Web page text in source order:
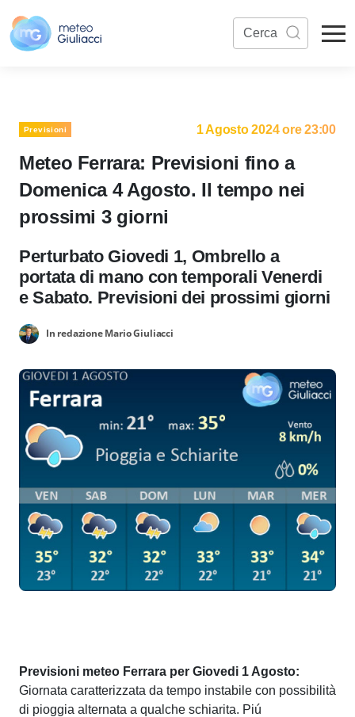
Previsioni 1 Agosto 2024 ore 23:00
Meteo Ferrara: Previsioni fino a
Domenica 4 Agosto. Il tempo nei
prossimi 3 giorni
Perturbato Giovedi 1, Ombrello a
portata di mano con temporali Venerdi
e Sabato. Previsioni dei prossimi giorni
In redazione Mario Giuliacci
Previsioni meteo Ferrara per Giovedi 1 Agosto:
Giornata caratterizzata da tempo instabile con possibilità
di pioggia alternata a qualche schiarita. Piú